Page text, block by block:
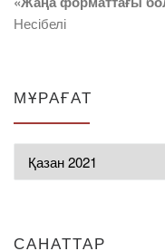
Несібелі
МҰРАҒАТ
САНАТТАР